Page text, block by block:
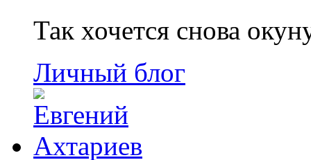
Так хочется снова
Личный блог